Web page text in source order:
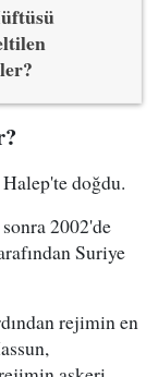
doğdu.
2002'de
Suriye
rejimin en